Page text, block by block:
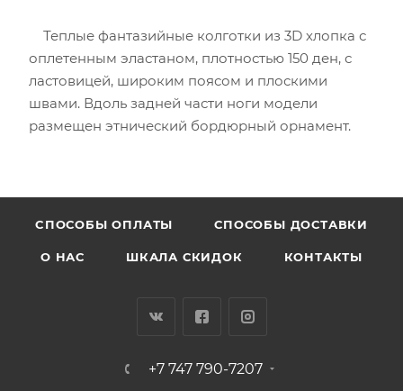
Теплые фантазийные колготки из 3D хлопка с
оплетенным эластаном, плотностью 150 ден, с
ластовицей, широким поясом и плоскими
швами. Вдоль задней части ноги модели
размещен этнический бордюрный орнамент.
CПОСОБЫ ОПЛАТЫ СПОСОБЫ ДОСТАВКИ
О НАС ШКАЛА СКИДОК КОНТАКТЫ
+7 747 790-7207